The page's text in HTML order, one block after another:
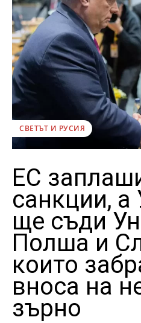
СВЕТЪТ И РУСИЯ
ЕС
санкции, а
ще съди
Полша и
които
вноса на
зърно